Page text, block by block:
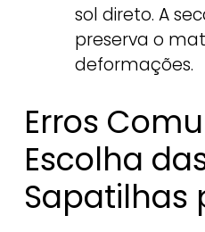
sol direto. A
preserva o
deformações.
Erros
Escolha
Sapatilhas